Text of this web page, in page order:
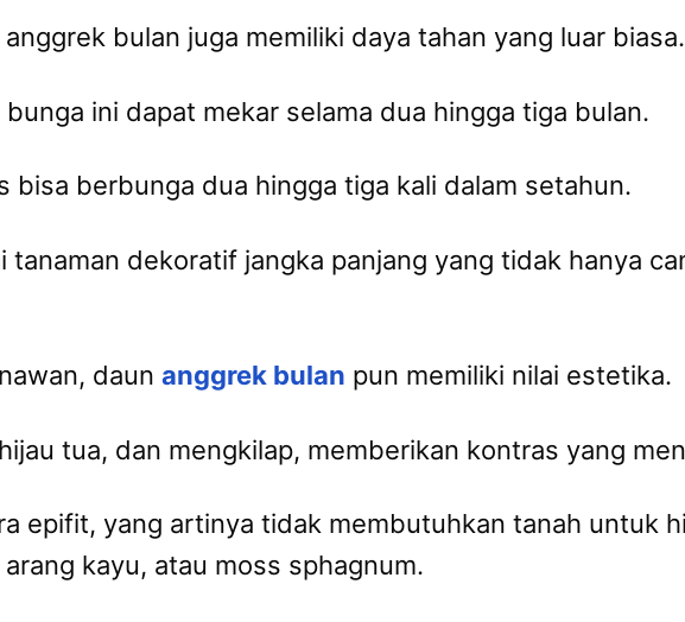
bulan juga memiliki daya tahan yang luar biasa.
ini dapat mekar selama dua hingga tiga bulan.
bisa berbunga dua hingga tiga kali dalam setahun.
tanaman dekoratif jangka panjang yang tidak hanya
daun anggrek bulan pun memiliki nilai estetika.
tua, dan mengkilap, memberikan kontras yang
epifit, yang artinya tidak membutuhkan tanah untuk
kayu, atau moss sphagnum.